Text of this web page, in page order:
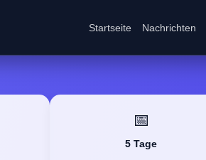
Startseite Nachrichten
📅
5 Tage